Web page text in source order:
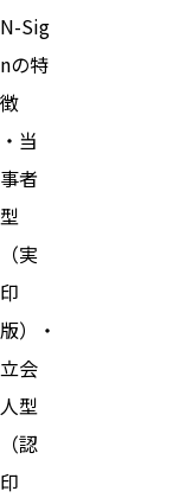
N-Sig
nの特
徴
・当
事者
型
（実
印
版）・
立会
人型
（認
印